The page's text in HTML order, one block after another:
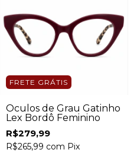
FRETE GRÁTIS
Óculos de Grau Gatinho
Lex Bordô Feminino
R$279,99
R$265,99 com Pix